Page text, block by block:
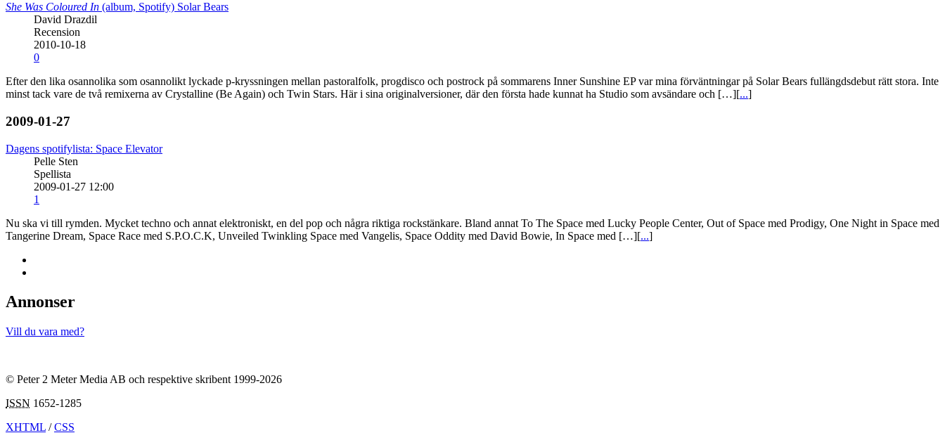
She Was Coloured In (album, Spotify) Solar Bears
David Drazdil
Recension
2010-10-18
0
Efter den lika osannolika som osannolikt lyckade p-kryssningen mellan pastoralfolk, progdisco och postrock på sommarens Inner Sunshine EP var mina förväntningar på Solar Bears fullängdsdebut rätt stora. Inte
minst tack vare de två remixerna av Crystalline (Be Again) och Twin Stars. Här i sina originalversioner, där den första hade kunnat ha Studio som avsändare och […][...]
2009-01-27
Dagens spotifylista: Space Elevator
Pelle Sten
Spellista
2009-01-27 12:00
1
Nu ska vi till rymden. Mycket techno och annat elektroniskt, en del pop och några riktiga rockstänkare. Bland annat To The Space med Lucky People Center, Out of Space med Prodigy, One Night in Space med
Tangerine Dream, Space Race med S.P.O.C.K, Unveiled Twinkling Space med Vangelis, Space Oddity med David Bowie, In Space med […][...]
Annonser
Vill du vara med?
© Peter 2 Meter Media AB och respektive skribent 1999-2026
ISSN 1652-1285
XHTML /CSS